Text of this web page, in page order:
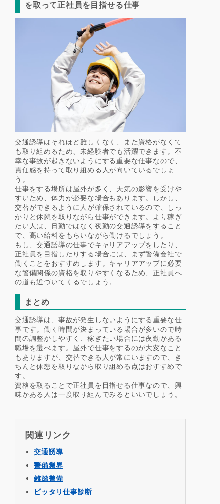
を取って正社員を目指せる仕事
交通誘導はそれほど難しくなく、また資格がなくて
も取り組めるため、未経験者でも活躍できます。不
幸な事故が起きないようにする重要な仕事なので、
責任感を持って取り組める人が向いているでしょ
う。
仕事をする場所は屋外が多く、天気の影響を受けや
すいため、体力が必要な場合もあります。しかし、
交替ができるように人が確保されているので、しっ
かりと休憩を取りながら仕事ができます。より稼ぎ
たい人は、日勤ではなく夜勤の交通誘導をすること
で、高い給料をもらいながら働けるでしょう。
もし、交通誘導の仕事でキャリアアップをしたり、
正社員を目指したりする場合には、まず警備会社で
働くことをおすすめします。キャリアアップに必要
な警備関係の資格を取りやすくなるため、正社員へ
の道も近づいてくるでしょう。
まとめ
交通誘導は、事故が発生しないようにする重要な仕
事です。働く時間が決まっている場合が多いので時
間の調整がしやすく、稼ぎたい場合には夜勤がある
職場を選べます。屋外で仕事をするのが大変なこと
もありますが、交替できる人が常にいますので、き
ちんと休憩を取りながら取り組める点はおすすめで
す。
資格を取ることで正社員を目指せる仕事なので、興
味がある人は一度取り組んでみるといいでしょう。
関連リンク
交通誘導
警備業界
雑踏警備
ピッタリ仕事診断